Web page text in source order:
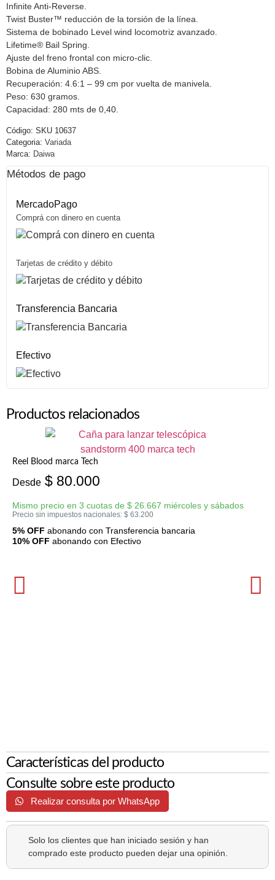
Infinite Anti-Reverse.
Twist Buster™ reducción de la torsión de la línea.
Sistema de bobinado Level wind locomotriz avanzado.
Lifetime® Bail Spring.
Ajuste del freno frontal con micro-clic.
Bobina de Aluminio ABS.
Recuperación: 4.6:1 – 99 cm por vuelta de manivela.
Peso: 630 gramos.
Capacidad: 280 mts de 0,40.
Código: SKU 10637
Categoria: Variada
Marca: Daiwa
Métodos de pago
MercadoPago
Comprá con dinero en cuenta
Tarjetas de crédito y débito
Transferencia Bancaria
Efectivo
Productos relacionados
Reel Blood marca Tech
Desde $ 80.000
Mismo precio en 3 cuotas de $ 26.667 miércoles y sábados
Precio sin impuestos nacionales: $ 63.200
5% OFF abonando con Transferencia bancaria
10% OFF abonando con Efectivo
Características del producto
Consulte sobre este producto
Realizar consulta por WhatsApp
Solo los clientes que han iniciado sesión y han
comprado este producto pueden dejar una opinión.